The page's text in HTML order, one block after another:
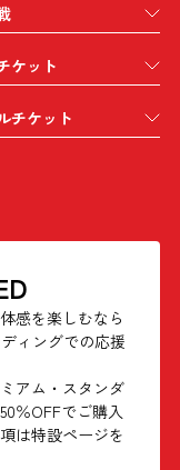
ケット
チケット
感を楽しむなら
ィングでの応援
アム・スタンダ
％OFFでご購入
は特設ページを